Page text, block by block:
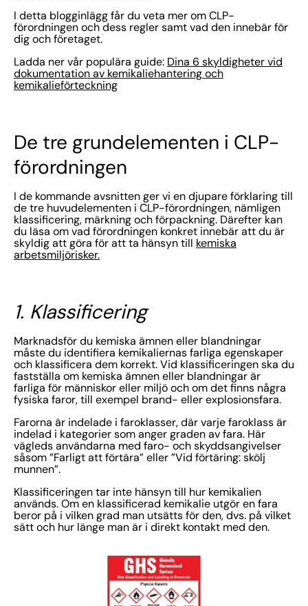
I detta blogginlägg får du veta mer om CLP-
förordningen och dess regler samt vad den innebär för
dig och företaget.
Ladda ner vår populära guide: Dina 6 skyldigheter vid
dokumentation av kemikaliehantering och
kemikalieförteckning
De tre grundelementen i CLP-
förordningen
I de kommande avsnitten ger vi en djupare förklaring till
de tre huvudelementen i CLP-förordningen, nämligen
klassificering, märkning och förpackning. Därefter kan
du läsa om vad förordningen konkret innebär att du är
skyldig att göra för att ta hänsyn till kemiska
arbetsmiljörisker.
1. Klassificering
Marknadsför du kemiska ämnen eller blandningar
måste du identifiera kemikaliernas farliga egenskaper
och klassificera dem korrekt. Vid klassificeringen ska du
fastställa om kemiska ämnen eller blandningar är
farliga för människor eller miljö och om det finns några
fysiska faror, till exempel brand- eller explosionsfara.
Farorna är indelade i faroklasser, där varje faroklass är
indelad i kategorier som anger graden av fara. Här
vägleds användarna med faro- och skyddsangivelser
såsom ”Farligt att förtära” eller ”Vid förtäring: skölj
munnen”.
Klassificeringen tar inte hänsyn till hur kemikalien
används. Om en klassificerad kemikalie utgör en fara
beror på i vilken grad man utsätts för den, dvs. på vilket
sätt och hur länge man är i direkt kontakt med den.